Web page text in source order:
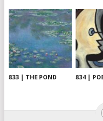
833 | THE POND 834 |